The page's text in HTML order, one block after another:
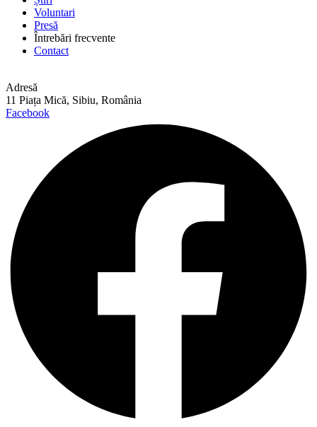
Voluntari
Presă
Întrebări frecvente
Contact
Adresă
11 Piața Mică, Sibiu, România
Facebook